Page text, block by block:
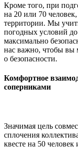
Кроме того, при
на 20 или 70
территории. Мы
погодных условий
максимально
нас важно, чтобы вы
о безопасности.
Комфортное
соперниками
Значимая цель
сплочения
квесте на 50